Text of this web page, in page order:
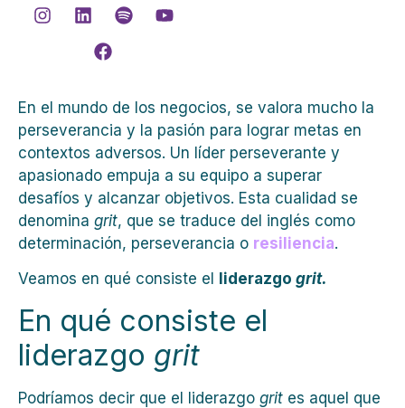
En el mundo de los negocios, se valora mucho la
perseverancia y la pasión para lograr metas en
contextos adversos. Un líder perseverante y
apasionado empuja a su equipo a superar
desafíos y alcanzar objetivos. Esta cualidad se
denomina grit, que se traduce del inglés como
determinación, perseverancia o resiliencia.
Veamos en qué consiste el
liderazgo grit.
En qué consiste el
liderazgo grit
Podríamos decir que el liderazgo grit es aquel que